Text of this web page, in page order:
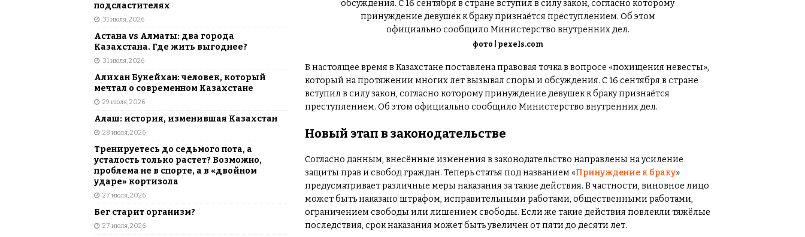
фото | pexels.com
В настоящее время в Казахстане поставлена правовая точка в вопросе «похищения невесты»,
который на протяжении многих лет вызывал споры и обсуждения. С 16 сентября в стране
вступил в силу закон, согласно которому принуждение девушек к браку признаётся
преступлением. Об этом официально сообщило Министерство внутренних дел.
Новый этап в законодательстве
Согласно данным, внесённые изменения в законодательство направлены на усиление
защиты прав и свобод граждан. Теперь статья под названием «Принуждение к браку»
предусматривает различные меры наказания за такие действия. В частности, виновное лицо
может быть наказано штрафом, исправительными работами, общественными работами,
ограничением свободы или лишением свободы. Если же такие действия повлекли тяжёлые
последствия, срок наказания может быть увеличен от пяти до десяти лет.
подсластителях
31 июля, 2026
Астана vs Алматы: два города
Казахстана. Где жить выгоднее?
31 июля, 2026
Алихан Букейхан: человек, который
мечтал о современном Казахстане
29 июля, 2026
Алаш: история, изменившая Казахстан
28 июля, 2026
Тренируетесь до седьмого пота, а
усталость только растет? Возможно,
проблема не в спорте, а в «двойном
ударе» кортизола
27 июля, 2026
Бег старит организм?
27 июля, 2026